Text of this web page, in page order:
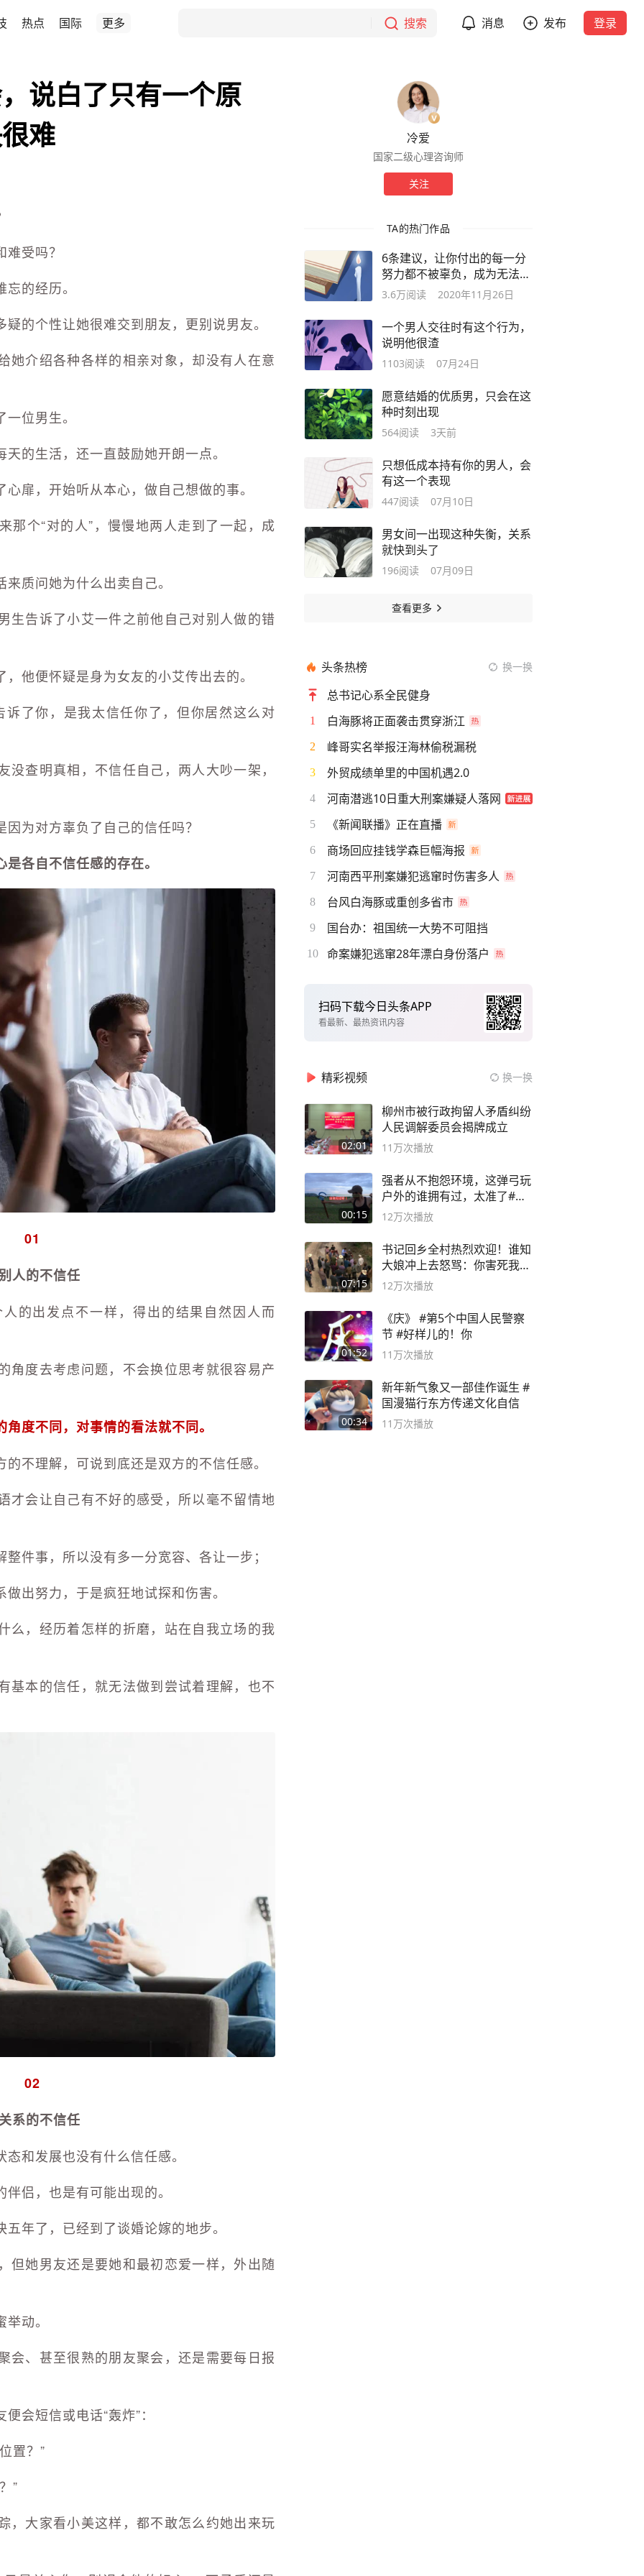
热点 国际 更多 搜索 消息 发布 登录
说白了只有一个原
难
受吗？
的经历。
的个性让她很难交到朋友，更别说男友。
她介绍各种各样的相亲对象，却没有人在意
位男生。
的生活，还一直鼓励她开朗一点。
扉，开始听从本心，做自己想做的事。
那个“对的人”，慢慢地两人走到了一起，成
质问她为什么出卖自己。
生告诉了小艾一件之前他自己对别人做的错
他便怀疑是身为女友的小艾传出去的。
了你，是我太信任你了，但你居然这么对
查明真相，不信任自己，两人大吵一架，
为对方辜负了自己的信任吗？
各自不信任感的存在。
01
人的不信任
的出发点不一样，得出的结果自然因人而
角度去考虑问题，不会换位思考就很容易产
度不同，对事情的看法就不同。
不理解，可说到底还是双方的不信任感。
才会让自己有不好的感受，所以毫不留情地
件事，所以没有多一分宽容、各让一步；
出努力，于是疯狂地试探和伤害。
么，经历着怎样的折磨，站在自我立场的我
基本的信任，就无法做到尝试着理解，也不
02
系的不信任
和发展也没有什么信任感。
侣，也是有可能出现的。
年了，已经到了谈婚论嫁的地步。
但她男友还是要她和最初恋爱一样，外出随
动。
会、甚至很熟的朋友聚会，还是需要每日报
会短信或电话“轰炸”：
置？”
”
，大家看小美这样，都不敢怎么约她出来玩
冷爱
国家二级心理咨询师
关注
TA的热门作品
6条建议，让你付出的每一分
努力都不被辜负，成为无法被
取代的人
3.6万阅读 2020年11月26日
一个男人交往时有这个行为，
说明他很渣
1103阅读 07月24日
愿意结婚的优质男，只会在这
种时刻出现
564阅读 3天前
只想低成本持有你的男人，会
有这一个表现
447阅读 07月10日
男女间一出现这种失衡，关系
就快到头了
196阅读 07月09日
查看更多
头条热榜 换一换
总书记心系全民健身
1 白海豚将正面袭击贯穿浙江
2 峰哥实名举报汪海林偷税漏税
3 外贸成绩单里的中国机遇2.0
4 河南潜逃10日重大刑案嫌疑人落网
5 《新闻联播》正在直播
6 商场回应挂钱学森巨幅海报
7 河南西平刑案嫌犯逃窜时伤害多人
8 台风白海豚或重创多省市
9 国台办：祖国统一大势不可阻挡
10 命案嫌犯逃窜28年漂白身份落户
扫码下载今日头条APP
看最新、最热资讯内容
精彩视频 换一换
02:01
柳州市被行政拘留人矛盾纠纷
人民调解委员会揭牌成立
11万次播放
00:15
强者从不抱怨环境，这弹弓玩
户外的谁拥有过，太准了#弹
弓#户外
12万次播放
07:15
书记回乡全村热烈欢迎！谁知
大娘冲上去怒骂：你害死我儿
子
12万次播放
01:52
《庆》 #第5个中国人民警察
节 #好样儿的！你
11万次播放
00:34
新年新气象又一部佳作诞生 #
国漫猫行东方传递文化自信
11万次播放